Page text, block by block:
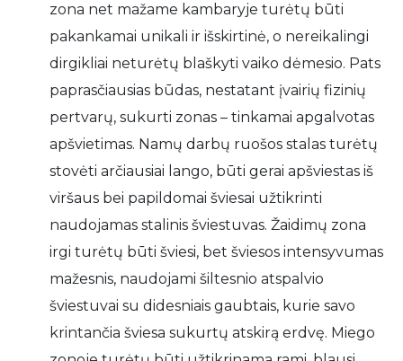
zona net mažame kambaryje turėtų būti
pakankamai unikali ir išskirtinė, o nereikalingi
dirgikliai neturėtų blaškyti vaiko dėmesio. Pats
paprasčiausias būdas, nestatant įvairių fizinių
pertvarų, sukurti zonas – tinkamai apgalvotas
apšvietimas. Namų darbų ruošos stalas turėtų
stovėti arčiausiai lango, būti gerai apšviestas iš
viršaus bei papildomai šviesai užtikrinti
naudojamas stalinis šviestuvas. Žaidimų zona
irgi turėtų būti šviesi, bet šviesos intensyvumas
mažesnis, naudojami šiltesnio atspalvio
šviestuvai su didesniais gaubtais, kurie savo
krintančia šviesa sukurtų atskirą erdvę. Miego